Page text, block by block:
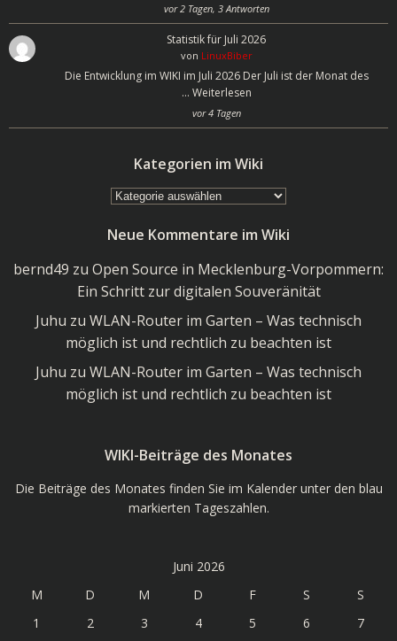
vor 2 Tagen, 3 Antworten
Statistik für Juli 2026
von LinuxBiber
Die Entwicklung im WIKI im Juli 2026 Der Juli ist der Monat des
… Weiterlesen
vor 4 Tagen
Kategorien im Wiki
Kategorien
Wiki
Neue Kommentare im Wiki
bernd49 zu Open Source in Mecklenburg-Vorpommern:
Ein Schritt zur digitalen Souveränität
Juhu zu WLAN-Router im Garten – Was technisch
möglich ist und rechtlich zu beachten ist
Juhu zu WLAN-Router im Garten – Was technisch
möglich ist und rechtlich zu beachten ist
WIKI-Beiträge des Monates
Die Beiträge des Monates finden Sie im Kalender unter den blau
markierten Tageszahlen.
Juni 2026
M
D M D F S
S
1
2 3 4 5 6
7